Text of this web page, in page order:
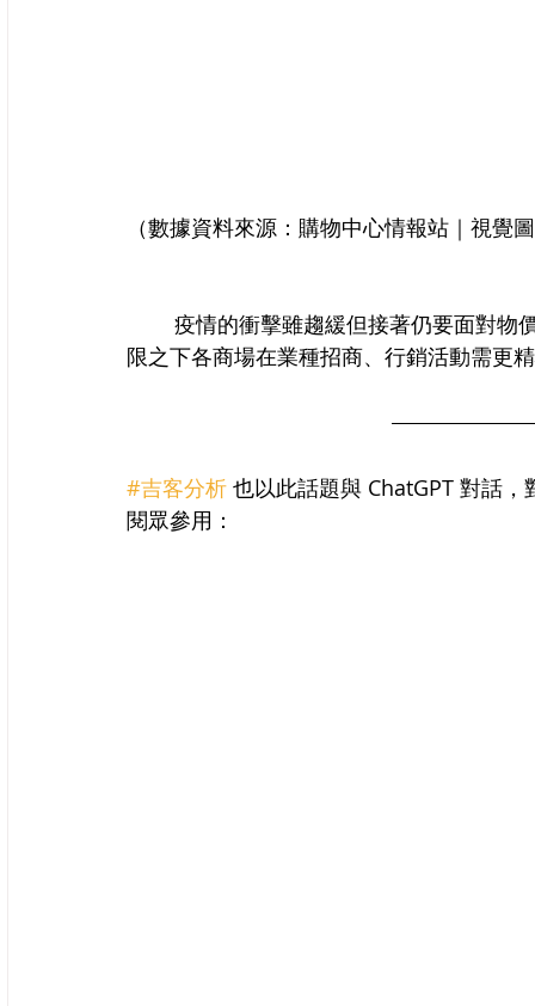
（數據資料來源：購物中心情報站｜視覺
限之下各商場在業種招商、行銷活動需更
#吉客分析 也以此話題與 ChatGPT 對話
閱眾參用：